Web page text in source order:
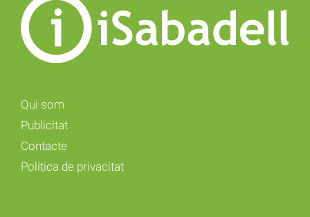
Qui som
Publicitat
Contacte
Política de privacitat